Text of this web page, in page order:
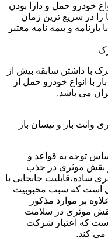
خودرو حمل و دارا بودن
را در سریع ترین زمان
و بیمه نامه معتبر
با داشتن سابقه بیش از
با انواع خودرو حمل از
می باشد.
وانت بار و نیسان بار
توجه به قواعد و
موثری در جذب
جابجایی با
است که سبب محبوبیت
بر موارد مذکور
موثری در سلامت
که اعتبار شرکت
می کند.